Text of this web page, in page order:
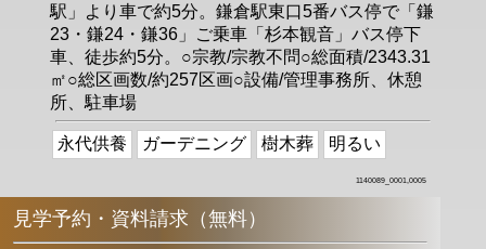
駅」より車で約5分。鎌倉駅東口5番バス停で「鎌
23・鎌24・鎌36」ご乗車「杉本観音」バス停下
車、徒歩約5分。○宗教/宗教不問○総面積/2343.31
㎡○総区画数/約257区画○設備/管理事務所、休憩
所、駐車場
永代供養 ガーデニング 樹木葬 明るい
1140089_0001,0005
見学予約・資料請求（無料）